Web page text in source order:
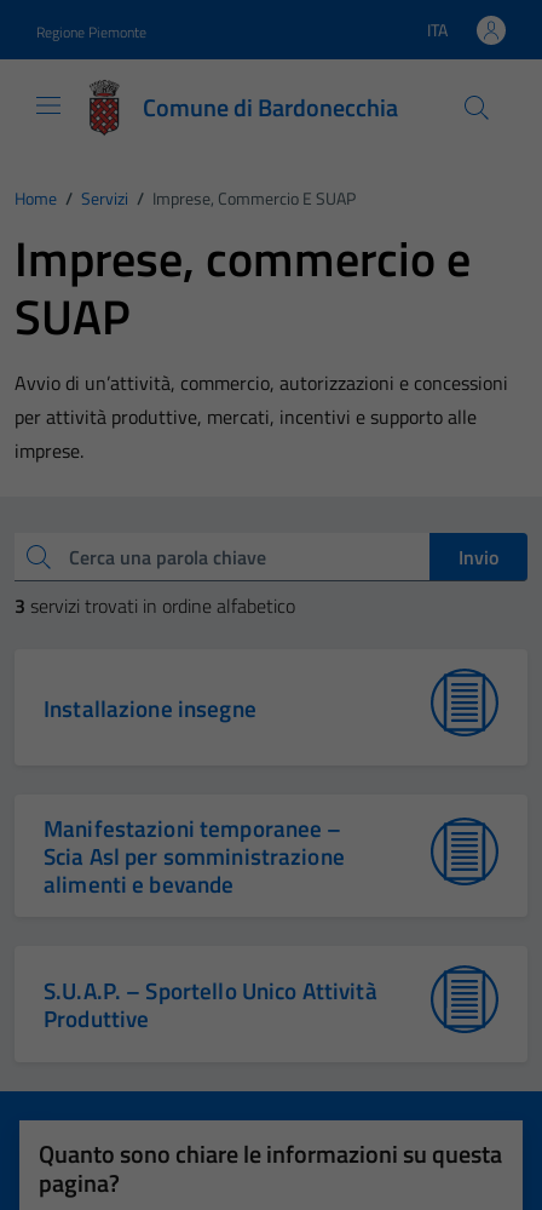
Regione Piemonte Lingua attiva:
ITA
Comune di Bardonecchia
Home / Servizi / Imprese, Commercio E SUAP
Imprese, commercio e
SUAP
Avvio di un’attività, commercio, autorizzazioni e concessioni
per attività produttive, mercati, incentivi e supporto alle
imprese.
Cerca una parola chiave
Invio
3 servizi trovati in ordine alfabetico
Installazione insegne
Manifestazioni temporanee –
Scia Asl per somministrazione
alimenti e bevande
S.U.A.P. – Sportello Unico Attività
Produttive
Quanto sono chiare le informazioni su questa
pagina?